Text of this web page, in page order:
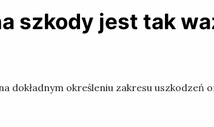
szkody jest tak
dokładnym określeniu zakresu